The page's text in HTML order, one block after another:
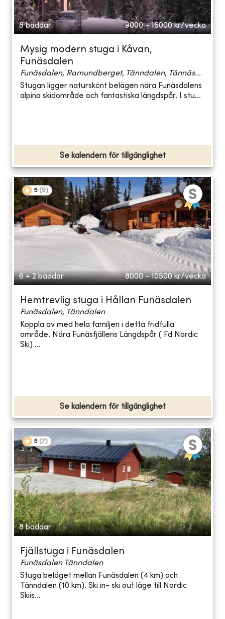
8 bäddar 9000 - 16000 kr/vecka
Mysig modern stuga i Kåvan,
Funäsdalen
Funäsdalen, Ramundberget, Tänndalen, Tännäs...
Stugan ligger naturskönt belägen nära Funäsdalens
alpina skidområde och fantastiska längdspår. I stu...
Se kalendern för tillgänglighet
5 (9)
6 + 2 bäddar 8000 - 10500 kr/vecka
Hemtrevlig stuga i Hållan Funäsdalen
Funäsdalen, Tänndalen
Koppla av med hela familjen i detta fridfulla
område. Nära Funäsfjällens Längdspår ( Fd Nordic
Ski) ...
Se kalendern för tillgänglighet
5 (7)
8 bäddar
Fjällstuga i Funäsdalen
Funäsdalen Tänndalen
Stuga beläget mellan Funäsdalen (4 km) och
Tänndalen (10 km). Ski in- ski out läge till Nordic
Skiis...